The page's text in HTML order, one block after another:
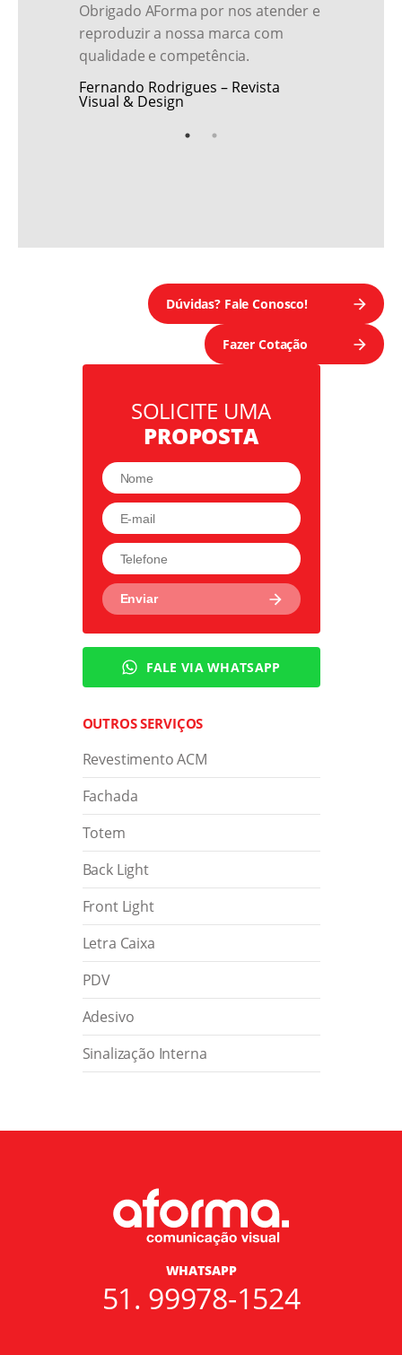
Totem
Letra Caixa
Sinalização Interna
Obrigado AForma por nos atender e
reproduzir a nossa marca com
qualidade e competência.
Fernando Rodrigues – Revista
Visual & Design
Dúvidas? Fale Conosco!
Fazer Cotação
SOLICITE UMA
PROPOSTA
FALE VIA WHATSAPP
OUTROS SERVIÇOS
Revestimento ACM
Fachada
Totem
Back Light
Front Light
Letra Caixa
PDV
Adesivo
Sinalização Interna
WHATSAPP
51. 99978-1524